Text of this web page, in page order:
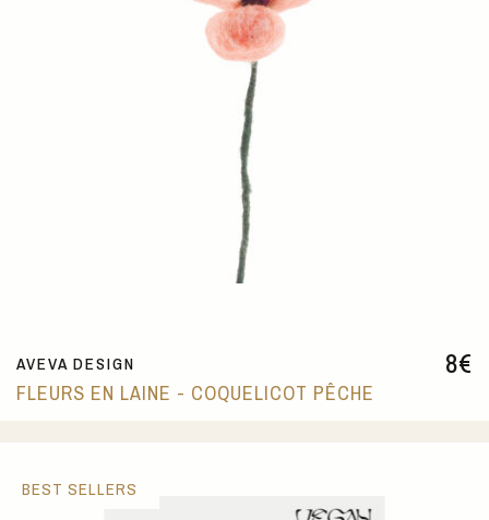
8€
AVEVA DESIGN
FLEURS EN LAINE - COQUELICOT PÊCHE
BEST SELLERS